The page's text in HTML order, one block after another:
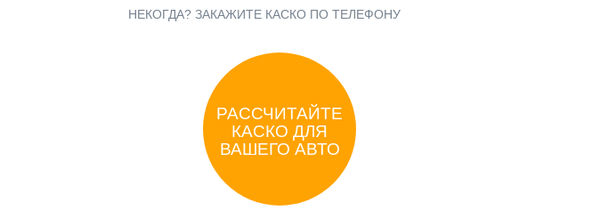
НЕКОГДА? ЗАКАЖИТЕ КАСКО ПО ТЕЛЕФОНУ
РАССЧИТАЙТЕ
КАСКО ДЛЯ
ВАШЕГО АВТО